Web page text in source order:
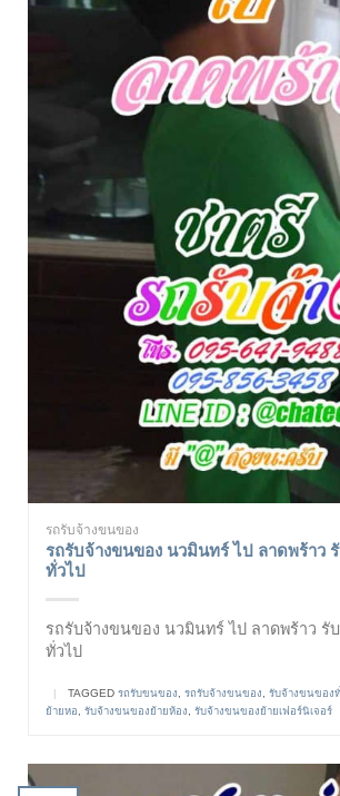
รถรับจ้างขนของ
รถรับจ้างขนของ นวมินทร์ ไป ลาดพร้าว
ทั่วไป
รถรับจ้างขนของ นวมินทร์ ไป ลาดพร้าว รั
ทั่วไป
| TAGGED รถรับขนของ รถรับจ้างขนของ รับจ้างขนของทั่
ย้ายหอ
รับจ้างขนของย้ายห้อง รับจ้างขนของย้ายเฟอร์นิเจอร์